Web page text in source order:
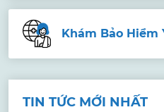
Khám Bảo Hiểm
TIN TỨC MỚI NHẤT